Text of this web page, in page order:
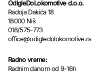
OdIgleDoLokomotive d.o.o.
Radoja Dakića 18
18000 Niš
018/575-773
office@odigledolokomotive.rs
Radno vreme:
Radnim danom od 9-16h